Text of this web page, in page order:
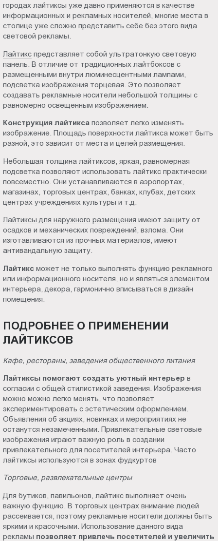
городах лайтиксы уже давно применяются в качестве
информационных и рекламных носителей, многие места в
столице уже сложно представить себе без этого вида
световой рекламы.
Лайтикс представляет собой ультратонкую световую
панель. В отличие от традиционных лайтбоксов с
размещенными внутри люминесцентными лампами,
подсветка изображения торцевая. Это позволяет
создавать рекламные носители небольшой толщины с
равномерно освещенным изображением.
Конструкция лайтикса позволяет легко изменять
изображение. Площадь поверхности лайтикса может быть
разной, это зависит от места и целей размещения.
Небольшая толщина лайтиксов, яркая, равномерная
подсветка позволяют использовать лайтикс практически
повсеместно. Они устанавливаются в аэропортах,
магазинах, торговых центрах, банках, клубах, детских
центрах учреждениях культуры и т.д.
Лайтиксы для наружного размещения имеют защиту от
осадков и механических повреждений, взлома. Они
изготавливаются из прочных материалов, имеют
антивандальную защиту.
Лайтикс может не только выполнять функцию рекламного
или информационного носителя, но и являться элементом
интерьера, декора, гармонично вписываться в дизайн
помещения.
ПОДРОБНЕЕ О ПРИМЕНЕНИИ
ЛАЙТИКСОВ
Кафе, рестораны, заведения общественного питания
Лайтиксы помогают создать уютный интерьерв
согласии с общей стилистикой заведения. Изображения
можно можно легко менять, что позволяет
экспериментировать с эстетическим оформлением.
Объявления об акциях, новинках и мероприятиях не
останутся незамеченными. Привлекательные световые
изображения играют важную роль в создании
привлекательного для посетителей интерьера. Часто
лайтиксы используются в зонах фудкуртов
Торговые, развлекательные центры
Для бутиков, павильонов, лайтикс выполняет очень
важную функцию. В торговых центрах внимание людей
рассеивается, поэтому рекламные носители должны быть
яркими и красочными. Использование данного вида
рекламы позволяет привлечь посетителей и увеличить
Пт.:
9.00-
Вс.:
выходной